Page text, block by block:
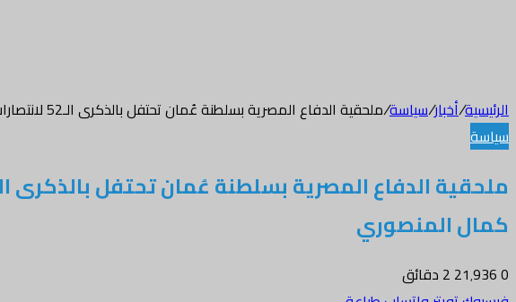
الرئيسية/أخبار/سياسة/ملحقية الدفاع المصرية بسلطنة عُمان تحتفل بالذكرى الـ52 لانتصارات أكتوبر المجيدة وتُكرم اللواء طيار أحمد كمال المنصوري
سياسة
كمال المنصوري
0
2 دقائق